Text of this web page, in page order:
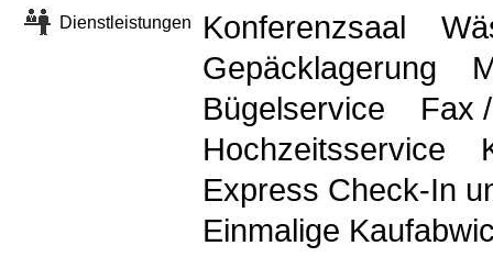
Dienstleistungen Konferenzsaal
Gepäcklagerung
Bügelservice
Fax
Hochzeitsservice
Express Check-In
Einmalige